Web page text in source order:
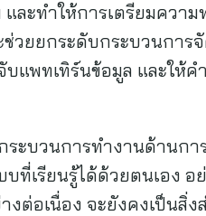
ละทำให้การเตรียมควา
วยยกระดับกระบวนกา
บแพทเทิร์นข้อมูล และให้
ระบวนการทำงานด้าน
ที่เรียนรู้ได้ด้วยตนเอง
ต่อเนื่อง จะยังคงเป็นสิ่